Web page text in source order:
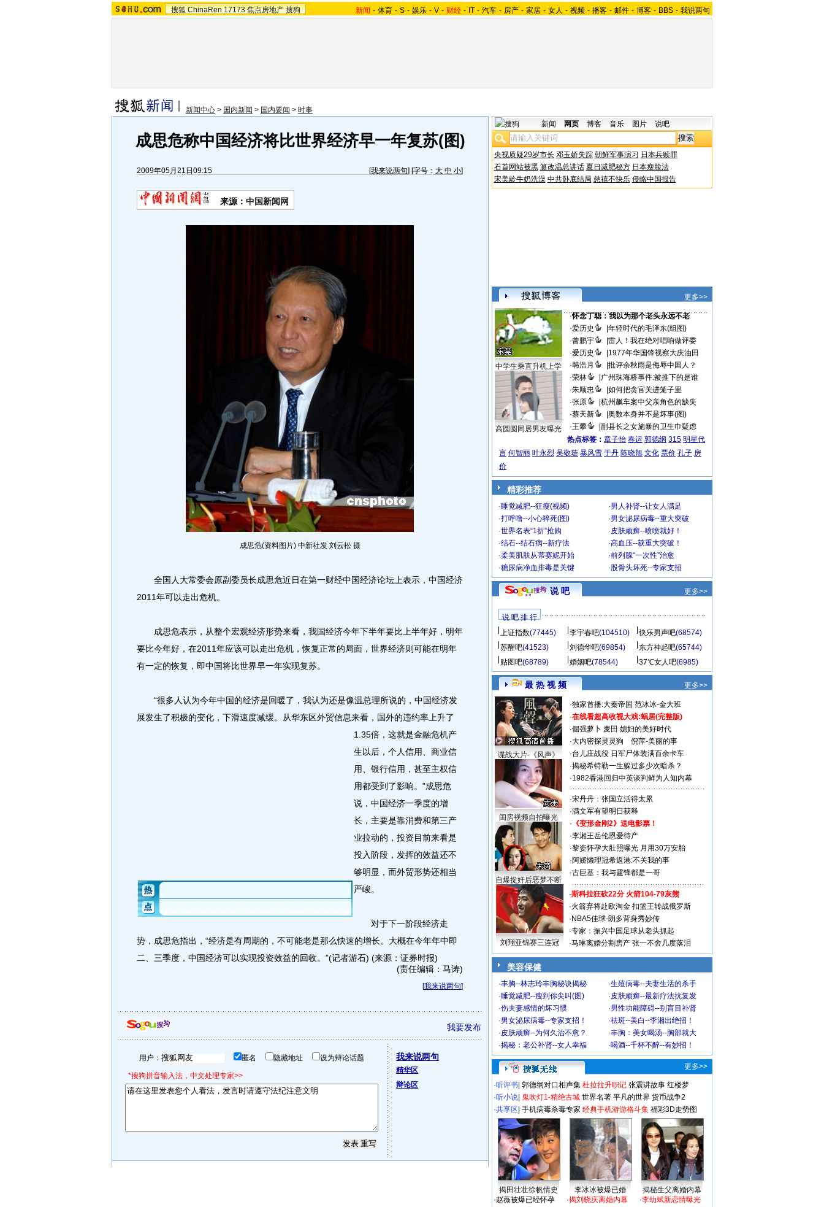
搜狐 ChinaRen 17173 焦点房地产 搜狗 新闻 - 体育 - S - 娱乐 - V - 财经 - IT - 汽车 - 房产 - 家居 - 女人 - 视频 - 播客 - 邮件 - 博客 - BBS - 我说两句
新闻中心 > 国内新闻 > 国内要闻 > 时事
成思危称中国经济将比世界经济早一年复苏(图)
2009年05月21日09:15 [我来说两句] [字号： 大 中 小]
来源： 中国新闻网
成思危(资料图片) 中新社发 刘云松 摄
全国人大常委会原副委员长成思危近日在第一财经中国经济论坛上表示，中国经济
2011年可以走出危机。
成思危表示，从整个宏观经济形势来看，我国经济今年下半年要比上半年好，明年
要比今年好，在2011年应该可以走出危机，恢复正常的局面，世界经济则可能在明年
有一定的恢复，即中国将比世界早一年实现复苏。
“很多人认为今年中国的经济是回暖了，我认为还是像温总理所说的，中国经济发
展发生了积极的变化，下滑速度减缓。
从华东区外贸信息来看，国外的违约率上升了
1.35倍，这就是金融危机产
生以后，个人信用、商业信
用、银行信用，甚至主权信
用都受到了影响。”成思危
说，中国经济一季度的增
长，主要是靠消费和第三产
业拉动的，投资目前来看是
投入阶段，发挥的效益还不
够明显，而外贸形势还相当
严峻。
对于下一阶段经济走
势，成思危指出，“经济是有周期的，不可能老是那么快速的增长。大概在今年年中即
二、三季度，中国经济可以实现投资效益的回收。”(记者游石) (来源：证券时报)
(责任编辑：马涛)
[我来说两句]
我要发布
用户： 匿名 隐藏地址 设为辩论话题
*搜狗拼音输入法，中文处理专家>>
我来说两句
精华区
辩论区
新闻 网页 博客 音乐 图片 说吧
央视质疑29岁市长 邓玉娇失踪 朝鲜军事演习 日本兵赎罪
石首网站被黑 篡改温总讲话 夏日减肥秘方 日本瘦脸法
宋美龄牛奶洗澡 中共卧底结局 慈禧不快乐 侵略中国报告
更多>>
中学生乘直升机上学
高圆圆同居男友曝光
·怀念丁聪：我以为那个老头永远不老
·爱历史
年轻时代的毛泽东(组图)
·曾鹏宇
雷人！我在绝对唱响做评委
·爱历史
1977年华国锋视察大庆油田
·韩浩月
批评余秋雨是侮辱中国人？
·荣林
广州珠海桥事件:被推下的是谁
·朱顺忠
如何把贪官关进笼子里
·张原
杭州飙车案中父亲角色的缺失
·蔡天新
奥数本身并不是坏事(图)
·王攀
副县长之女施暴的卫生巾疑虑
热点标签： 章子怡 春运 郭德纲 315 明星代
言 何智丽 叶永烈 吴敬琏 暴风雪 于丹 陈晓旭 文化 票价 孔子 房
价
精彩推荐
·睡觉减肥--狂瘦(视频) ·男人补肾--让女人满足
·打呼噜--小心猝死(图) ·男女泌尿病毒--重大突破
·世界名表“1折”抢购 ·皮肤顽癣--喷喷就好！
·结石--结石病--新疗法 ·高血压--获重大突破！
·柔美肌肤从蒂赛妮开始 ·前列腺“一次性”治愈
·糖尿病净血排毒是关键 ·股骨头坏死--专家支招
说 吧 更多>>
说 吧 排 行
上证指数(77445) 李宇春吧(104510) 快乐男声吧(68574)
苏醒吧(41523) 刘德华吧(69854) 东方神起吧(65744)
贴图吧(68789) 婚姻吧(78544) 37℃女人吧(6985)
最 热 视 频 更多>>
谍战大片-《风声》
闺房视频自拍曝光
自爆捉奸后恶梦不断
·独家首播:大秦帝国 范冰冰-金大班
·在线看超高收视大戏:蜗居(完整版)
·倔强萝卜 麦田 媳妇的美好时代
·大内密探灵灵狗
倪萍-美丽的事
·台儿庄战役 日军尸体装满百余卡车
·揭秘希特勒一生躲过多少次暗杀？
·1982香港回归中英谈判鲜为人知内幕
·宋丹丹：张国立活得太累
·满文军有望明日获释
· 《变形金刚2》送电影票！
·李湘王岳伦恩爱待产
·黎姿怀孕大肚照曝光 月用30万安胎
·阿娇懒理冠希返港:不关我的事
·古巨基：我与霆锋都是一哥
刘翔亚锦赛三连冠
·斯科拉狂砍22分 火箭104-79灰熊
·火箭弃将赴欧淘金 扣篮王转战俄罗斯
· NBA5佳球-朗多背身秀妙传
·专家：振兴中国足球从老头抓起
·马琳离婚分割房产 张一不舍几度落泪
美容保健
·丰胸--林志玲丰胸秘诀揭秘 ·生殖病毒--夫妻生活的杀手
·睡觉减肥--瘦到你尖叫(图) ·皮肤顽癣--最新疗法抗复发
·伤夫妻感情的坏习惯 ·男性功能障碍--别盲目补肾
·男女泌尿病毒--专家支招！ ·祛斑--美白--李湘出绝招！
·皮肤顽癣--为何久治不愈？ ·丰胸：美女喝汤--胸部就大
·揭秘：老公补肾--女人幸福 ·喝酒--千杯不醉--有妙招！
更多>>
·听评书 郭德纲对口相声集 杜拉拉升职记 张震讲故事 红楼梦
·听小说 鬼吹灯1-精绝古城 世界名著 平凡的世界 货币战争2
·共享区 手机病毒杀毒专家 经典手机游游格斗集 福彩3D走势图
揭田壮壮徐帆情史 李冰冰被爆已婚
揭秘生父离婚内幕
·赵薇被爆已经怀孕
·揭刘晓庆离婚内幕
·李幼斌新恋情曝光